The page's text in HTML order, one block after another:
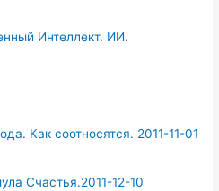
Интеллект. ИИ.
Как соотносятся. 2011-11-01
Счастья.2011-12-10